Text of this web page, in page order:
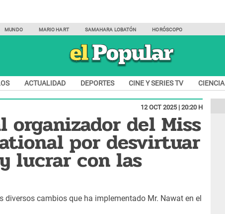
MUNDO MARIO HART SAMAHARA LOBATÓN HORÓSCOPO
ACTUALIDAD DEPORTES CINE Y SERIES TV CIENCIA
12 OCT 2025 | 20:20 H
organizador del Miss
por desvirtuar
lucrar con las
diversos cambios que ha implementado Mr. Nawat en el